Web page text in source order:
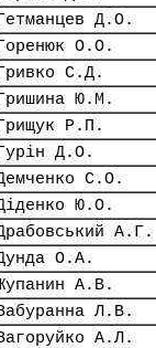
Гетманцев Д.О.
Горенюк О.О.
Гривко С.Д.
Гришина Ю.М.
Грищук Р.П.
Гурін Д.О.
С.О.
Ю.О.
А.Г.
О.А.
А.В.
Л.В.
А.Л.